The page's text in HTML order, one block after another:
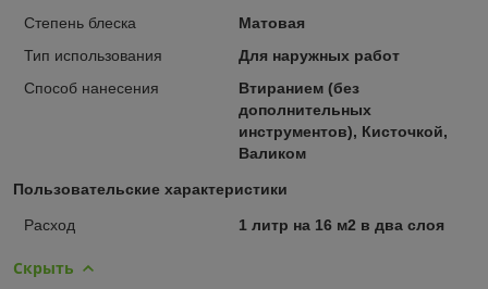
Степень блеска
Матовая
Тип использования
Для наружных работ
Способ нанесения
Втиранием (без
дополнительных
инструментов), Кисточкой,
Валиком
Пользовательские характеристики
Расход 1 литр на 16 м2 в два слоя
Скрыть